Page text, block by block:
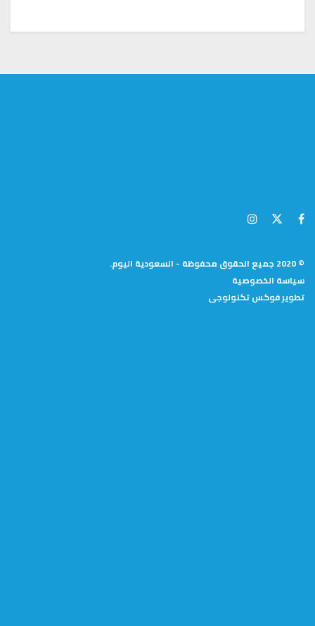
© 2020 جميع الحقوق محفوظة - السعودية اليوم.
سياسة الخصوصية
تطويرفوكس تكنولوجى